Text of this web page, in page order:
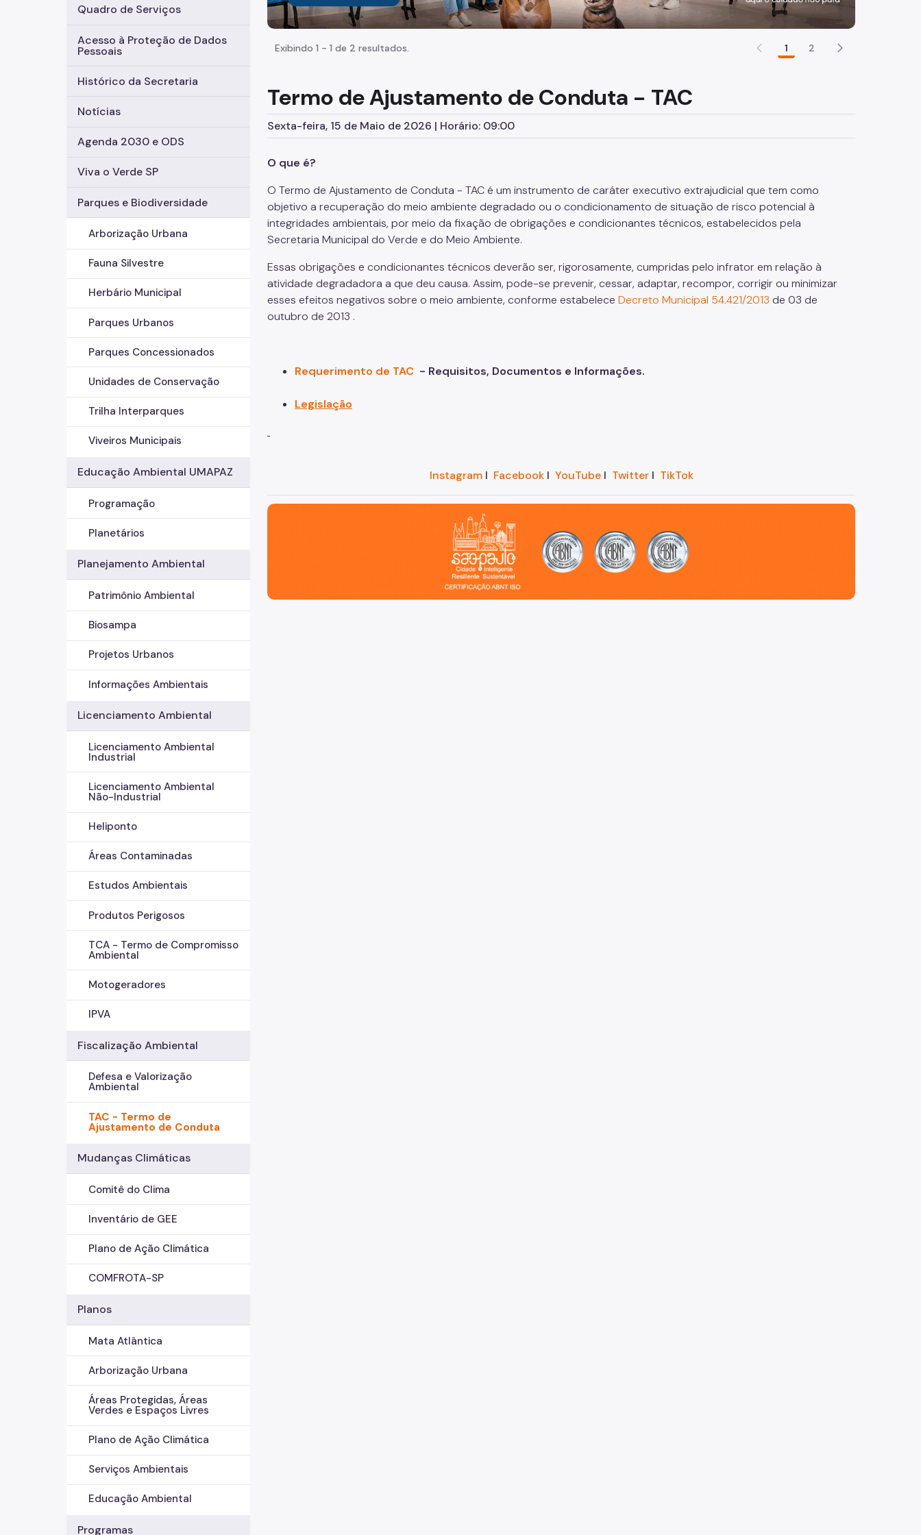
Quadro de Serviços
Acesso à Proteção de Dados
Pessoais
Histórico da Secretaria
Notícias
Agenda 2030 e ODS
Viva o Verde SP
Parques e Biodiversidade
Arborização Urbana
Fauna Silvestre
Herbário Municipal
Parques Urbanos
Parques Concessionados
Unidades de Conservação
Trilha Interparques
Viveiros Municipais
Educação Ambiental UMAPAZ
Programação
Planetários
Planejamento Ambiental
Patrimônio Ambiental
Biosampa
Projetos Urbanos
Informações Ambientais
Licenciamento Ambiental
Licenciamento Ambiental
Industrial
Licenciamento Ambiental
Não-Industrial
Heliponto
Áreas Contaminadas
Estudos Ambientais
Produtos Perigosos
TCA - Termo de Compromisso
Ambiental
Motogeradores
IPVA
Fiscalização Ambiental
Defesa e Valorização
Ambiental
TAC - Termo de
Ajustamento de Conduta
Mudanças Climáticas
Comitê do Clima
Inventário de GEE
Plano de Ação Climática
COMFROTA-SP
Planos
Mata Atlântica
Arborização Urbana
Áreas Protegidas, Áreas
Verdes e Espaços Livres
Plano de Ação Climática
Serviços Ambientais
Educação Ambiental
Programas
Exibindo 1 - 1 de 2 resultados. 1 2
Termo de Ajustamento de Conduta - TAC
Sexta-feira, 15 de Maio de 2026 | Horário: 09:00
O que é?
O Termo de Ajustamento de Conduta - TAC é um instrumento de caráter executivo extrajudicial que tem como
objetivo a recuperação do meio ambiente degradado ou o condicionamento de situação de risco potencial à
integridades ambientais, por meio da fixação de obrigações e condicionantes técnicos, estabelecidos pela
Secretaria Municipal do Verde e do Meio Ambiente.
Essas obrigações e condicionantes técnicos deverão ser, rigorosamente, cumpridas pelo infrator em relação à
atividade degradadora a que deu causa. Assim, pode-se prevenir, cessar, adaptar, recompor, corrigir ou minimizar
esses efeitos negativos sobre o meio ambiente, conforme estabelece Decreto Municipal 54.421/2013 de 03 de
outubro de 2013 .
Requerimento de TAC - Requisitos, Documentos e Informações.
Legislação
InstagramI FacebookI YouTubeI TwitterI TikTok
São Paulo, cidade inteligente, resiliente e sustentável